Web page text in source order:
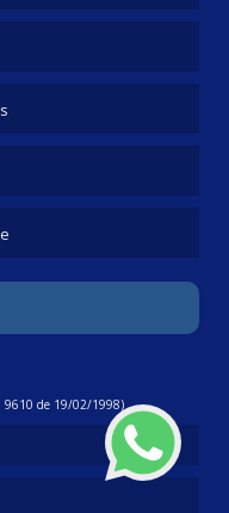
9610 de 19/02/1998)